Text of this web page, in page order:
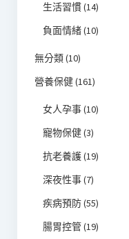
生活習慣(14)
負面情緒(10)
無分類(10)
營養保健(161)
女人孕事(10)
寵物保健(3)
抗老養護(19)
深夜性事(7)
疾病預防(55)
腸胃控管(19)